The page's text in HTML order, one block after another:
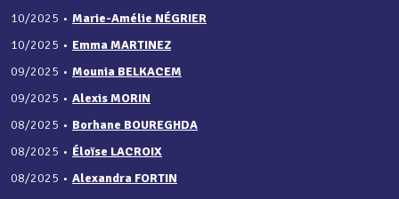
10/2025 • Marie-Amélie NÉGRIER
10/2025 • Emma MARTINEZ
09/2025 • Mounia BELKACEM
09/2025 • Alexis MORIN
08/2025 • Borhane BOUREGHDA
08/2025 • Éloïse LACROIX
08/2025 • Alexandra FORTIN